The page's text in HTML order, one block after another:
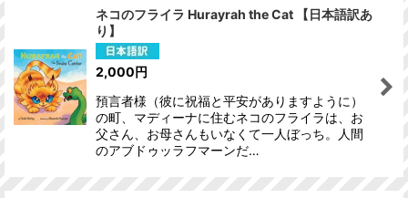
ネコのフライラ Hurayrah the Cat 【日本語訳あ
り】
2,000円
預言者様（彼に祝福と平安がありますように）
の町、マディーナに住むネコのフライラは、お
父さん、お母さんもいなくて一人ぼっち。人間
のアブドゥッラフマーンだ…